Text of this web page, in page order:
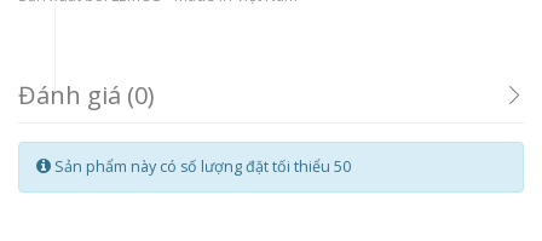
Đánh giá (0)
Sản phẩm này có số lượng đặt tối thiểu 50